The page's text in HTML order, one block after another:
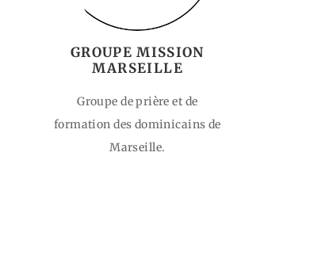
GROUPE MISSION
MARSEILLE
Groupe de prière et de
formation des dominicains de
Marseille.